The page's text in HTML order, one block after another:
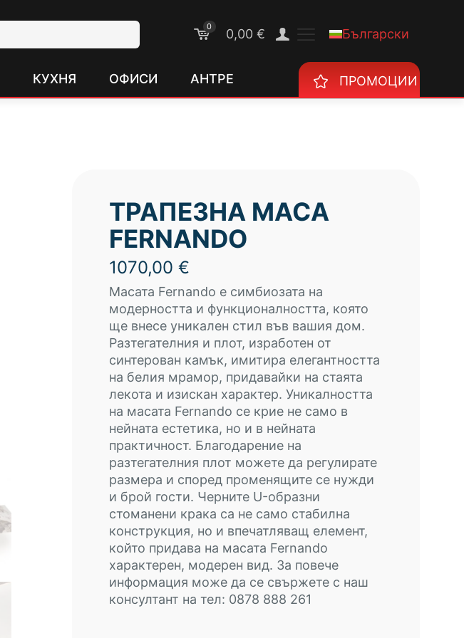
0 0,00 € Български
КУХНЯ ОФИСИ АНТРЕ ПРОМОЦИИ
ТРАПЕЗНА МАСА
FERNANDO
1070,00 €
Масата Fernando е симбиозата на
модерността и функционалността, която
ще внесе уникален стил във вашия дом.
Разтегателния и плот, изработен от
синтерован камък, имитира елегантността
на белия мрамор, придавайки на стаята
лекота и изискан характер. Уникалността
на масата Fernando се крие не само в
нейната естетика, но и в нейната
практичност. Благодарение на
разтегателния плот можете да регулирате
размера и според променящите се нужди
и брой гости. Черните U-образни
стоманени крака са не само стабилна
конструкция, но и впечатляващ елемент,
който придава на масата Fernando
характерен, модерен вид. За повече
информация може да се свържете с наш
консултант на тел: 0878 888 261